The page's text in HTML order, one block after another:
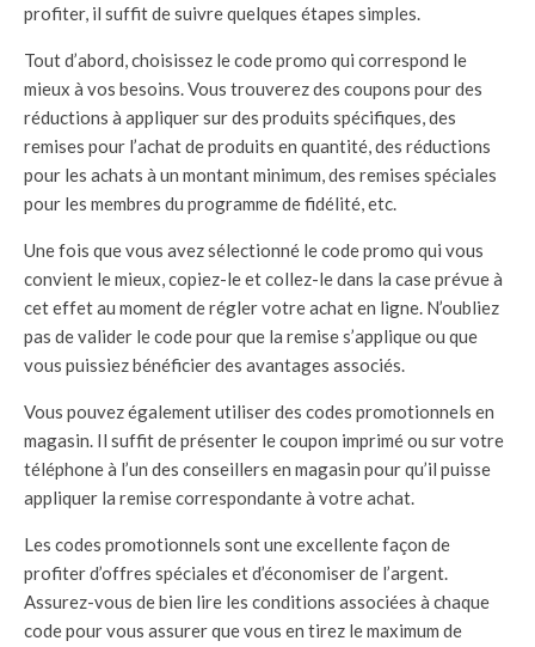
profiter, il suffit de suivre quelques étapes simples.
Tout d’abord, choisissez le code promo qui correspond le
mieux à vos besoins. Vous trouverez des coupons pour des
réductions à appliquer sur des produits spécifiques, des
remises pour l’achat de produits en quantité, des réductions
pour les achats à un montant minimum, des remises spéciales
pour les membres du programme de fidélité, etc.
Une fois que vous avez sélectionné le code promo qui vous
convient le mieux, copiez-le et collez-le dans la case prévue à
cet effet au moment de régler votre achat en ligne. N’oubliez
pas de valider le code pour que la remise s’applique ou que
vous puissiez bénéficier des avantages associés.
Vous pouvez également utiliser des codes promotionnels en
magasin. Il suffit de présenter le coupon imprimé ou sur votre
téléphone à l’un des conseillers en magasin pour qu’il puisse
appliquer la remise correspondante à votre achat.
Les codes promotionnels sont une excellente façon de
profiter d’offres spéciales et d’économiser de l’argent.
Assurez-vous de bien lire les conditions associées à chaque
code pour vous assurer que vous en tirez le maximum de